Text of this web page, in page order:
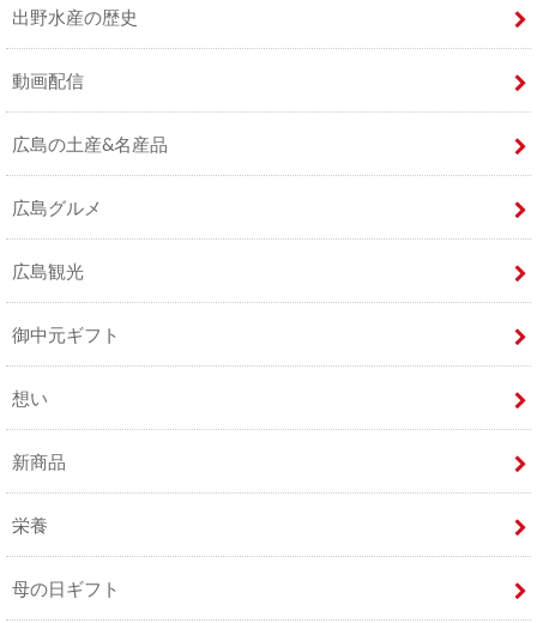
出野水産の歴史
動画配信
広島の土産&名産品
広島グルメ
広島観光
御中元ギフト
想い
新商品
栄養
母の日ギフト